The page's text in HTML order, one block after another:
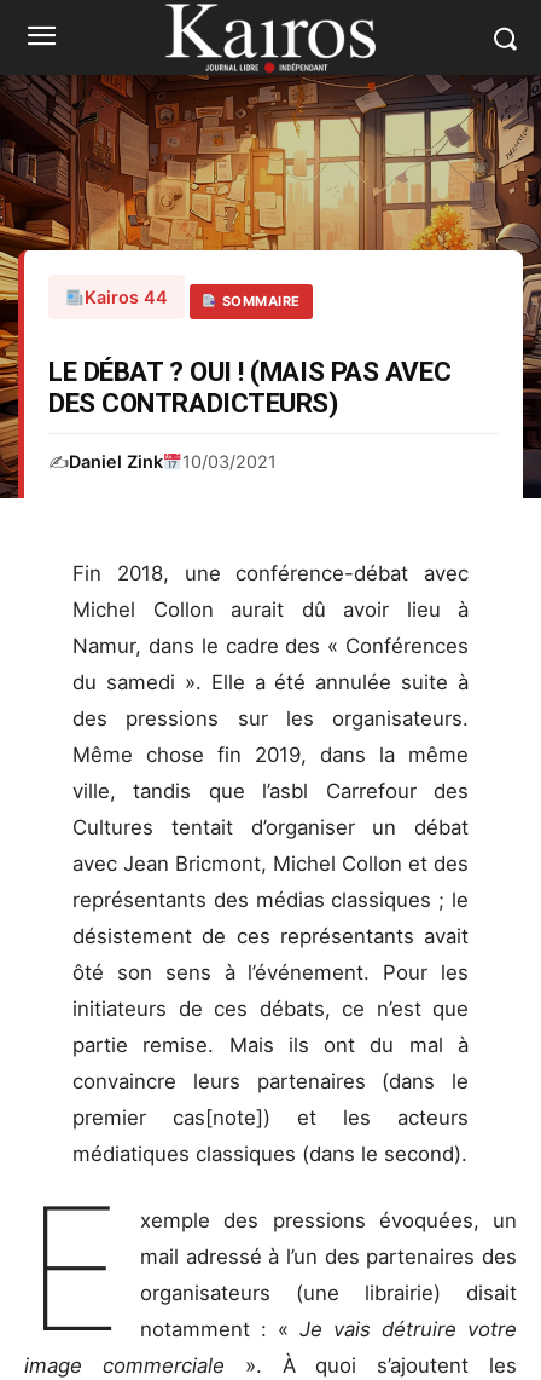
Kairos 44 SOMMAIRE
LE DÉBAT ? OUI ! (MAIS PAS AVEC
DES CONTRADICTEURS)
✍️Daniel Zink 10/03/2021
Fin 2018, une conférence-débat avec
Michel Collon aurait dû avoir lieu à
Namur, dans le cadre des « Conférences
du samedi ». Elle a été annulée suite à
des pressions sur les organisateurs.
Même chose fin 2019, dans la même
ville, tandis que l’asbl Carrefour des
Cultures tentait d’organiser un débat
avec Jean Bricmont, Michel Collon et des
représentants des médias classiques ; le
désistement de ces représentants avait
ôté son sens à l’événement. Pour les
initiateurs de ces débats, ce n’est que
partie remise. Mais ils ont du mal à
convaincre leurs partenaires (dans le
premier cas[note]) et les acteurs
médiatiques classiques (dans le second).
E
xemple des pressions évoquées, un
mail adressé à l’un des partenaires des
organisateurs (une librairie) disait
notamment : «Je vais détruire votre
image commerciale ». À quoi s’ajoutent les